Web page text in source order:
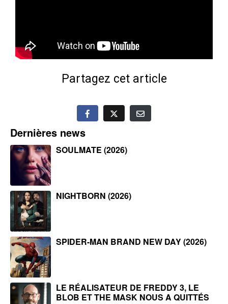
Partagez cet article
Dernières news
SOULMATE (2026)
NIGHTBORN (2026)
SPIDER-MAN BRAND NEW DAY (2026)
LE RÉALISATEUR DE FREDDY 3, LE
BLOB ET THE MASK NOUS A QUITTÉS